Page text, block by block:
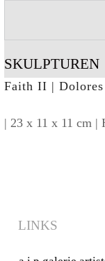
SKULPTUREN
Faith II | Dolores
| 23 x 11 x 11 cm |
LINKS